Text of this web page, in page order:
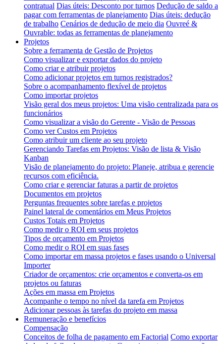
contratual Dias úteis: Desconto por turnos Dedução de saldo a
pagar com ferramentas de planejamento Dias úteis: dedução
de trabalho Cenários de dedução de meio dia Ouvreé &
Ouvrable: todas as ferramentas de planejamento
Projetos
Sobre a ferramenta de Gestão de Projetos
Como visualizar e exportar dados do projeto
Como criar e atribuir projetos
Como adicionar projetos em turnos registrados?
Sobre o acompanhamento flexível de projetos
Como importar projetos
Visão geral dos meus projetos: Uma visão centralizada para os
funcionários
Como visualizar a visão do Gerente - Visão de Pessoas
Como ver Custos em Projetos
Como atribuir um cliente ao seu projeto
Gerenciando Tarefas em Projetos: Visão de lista & Visão
Kanban
Visão de planejamento do projeto: Planeje, atribua e gerencie
recursos com eficiência.
Como criar e gerenciar faturas a partir de projetos
Documentos em projetos
Perguntas frequentes sobre tarefas e projetos
Painel lateral de comentários em Meus Projetos
Custos Totais em Projetos
Como medir o ROI em seus projetos
Tipos de orçamento em Projetos
Como medir o ROI em suas fases
Como importar em massa projetos e fases usando o Universal
Importer
Criador de orçamentos: crie orçamentos e converta-os em
projetos ou faturas
Ações em massa em Projetos
Acompanhe o tempo no nível da tarefa em Projetos
Adicionar pessoas às tarefas do projeto em massa
Remuneração e benefícios
Compensação
Conceitos de folha de pagamento em Factorial Como exportar